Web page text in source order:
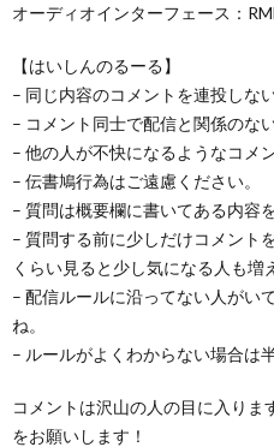
オーディオインターフェース：
【はいしんのるーる】
– 同じ内容のコメントを連投しな
– コメント同士で配信と関係のな
– 他の人が不快になるようなコメ
– 伝書鳩行為はご遠慮ください。
– 質問は概要欄に書いてある内容
– 質問する前に少しだけコメント
くらい見ると少し気になる人も増
– 配信ルールに沿ってない人がい
ね。
– ルールがよくわからない場合は
コメントは沢山の人の目に入りま
をお願いします！